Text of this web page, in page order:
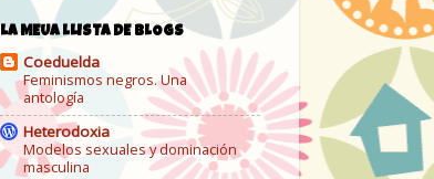
LA MEUA LLISTA DE BLOGS
Coeduelda
Feminismos negros. Una
antología
Heterodoxia
Modelos sexuales y dominación
masculina